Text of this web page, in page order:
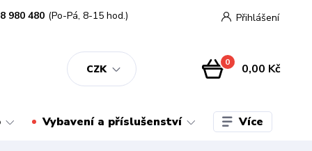
CZK
Přihlášení
980 480 (Po-Pá, 8-15 hod.)
0 0,00 Kč
Vybavení a příslušenství Více